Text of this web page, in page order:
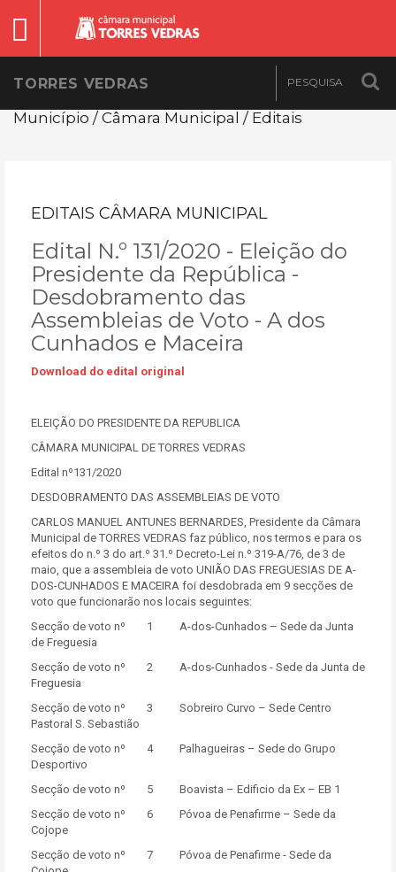
TORRES VEDRAS
Município / Câmara Municipal / Editais
EDITAIS CÂMARA MUNICIPAL
Edital N.º 131/2020 - Eleição do
Presidente da República -
Desdobramento das
Assembleias de Voto - A dos
Cunhados e Maceira
Download do edital original
ELEIÇÃO DO PRESIDENTE DA REPUBLICA
CÂMARA MUNICIPAL DE TORRES VEDRAS
Edital nº131/2020
DESDOBRAMENTO DAS ASSEMBLEIAS DE VOTO
CARLOS MANUEL ANTUNES BERNARDES, Presidente da Câmara
Municipal de TORRES VEDRAS faz público, nos termos e para os
efeitos do n.º 3 do art.º 31.º Decreto-Lei n.º 319-A/76, de 3 de
maio, que a assembleia de voto UNIÃO DAS FREGUESIAS DE A-
DOS-CUNHADOS E MACEIRA foi desdobrada em 9 secções de
voto que funcionarão nos locais seguintes:
Secção de voto nº 1 A-dos-Cunhados – Sede da Junta
de Freguesia
Secção de voto nº 2 A-dos-Cunhados - Sede da Junta de
Freguesia
Secção de voto nº 3 Sobreiro Curvo – Sede Centro
Pastoral S. Sebastião
Secção de voto nº 4 Palhagueiras – Sede do Grupo
Desportivo
Secção de voto nº 5 Boavista – Edificio da Ex – EB 1
Secção de voto nº 6 Póvoa de Penafirme – Sede da
Cojope
Secção de voto nº 7 Póvoa de Penafirme - Sede da